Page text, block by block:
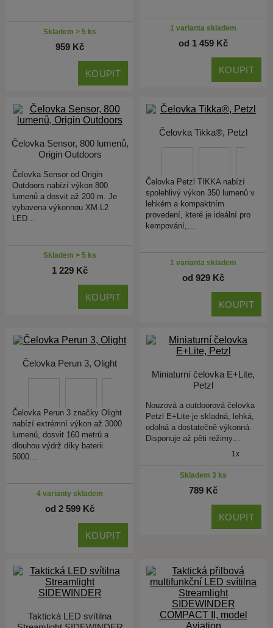
Skladem > 5 ks
959 Kč
KOUPIT
1 varianta skladem
od 1 459 Kč
KOUPIT
Čelovka Sensor, 800 lumenů,
Origin Outdoors
Čelovka Sensor od Origin
Outdoors nabízí výkon 800
lumenů a dosvit až 200 m. Je
vybavena výkonnou XM-L2
LED…
Skladem > 5 ks
1 229 Kč
KOUPIT
Čelovka Tikka®, Petzl
Čelovka Petzl TIKKA nabízí
spolehlivý výkon 350 lumenů v
lehkém a kompaktním
provedení, které je ideální pro
kempování,…
1 varianta skladem
od 929 Kč
KOUPIT
Čelovka Perun 3, Olight
Čelovka Perun 3 značky Olight
nabízí extrémní výkon až 3000
lumenů, dosvit 160 metrů a
dlouhou výdrž díky baterii
5000…
4 varianty skladem
od 2 599 Kč
KOUPIT
Miniaturní čelovka E+Lite,
Petzl
Nouzová a outdoorová čelovka
Petzl E+Lite je skladná, lehká,
odolná a dostatečně výkonná.
Disponuje až pěti režimy…
1x
Skladem 3 ks
789 Kč
KOUPIT
Taktická LED svítilna